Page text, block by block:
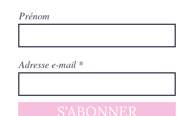
Prénom
Adresse e-mail
S'ABONNER